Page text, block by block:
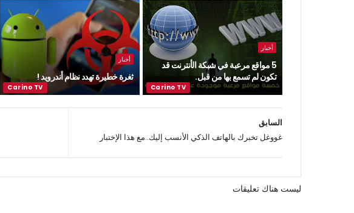
أخبار
5 مواقع مرعبة في شبكة الأنترنت قد
تكون لم تسمع بها من قبل.
أخبار
ثغرة خطيرة تهدد نظام أندرويد !
السابق
غووغل تخبرك بالهاتف الذكي الأنسب إليك..مع هذا الإختبار
ليست هناك تعليقات